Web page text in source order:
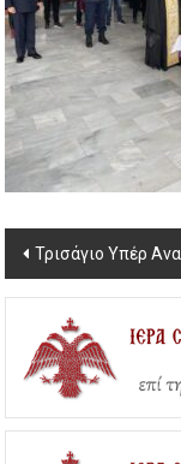
Post
navigation
Τρισάγιο Υπέρ